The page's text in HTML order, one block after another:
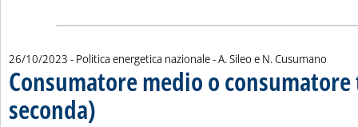
26/10/2023 - Politica energetica nazionale -di:
A. Sileo e N. Cusumano
Consumatore medio o
seconda)